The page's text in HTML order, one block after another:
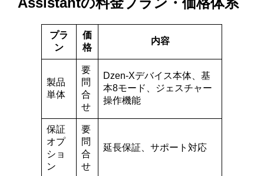
プラ
ン
価
格
内容
製品
単体
要
問
合
せ
Dzen-Xデバイス本体、基
本8モード、ジェスチャー
操作機能
保証
オプ
ショ
ン
要
問
合
せ
延長保証、サポート対応